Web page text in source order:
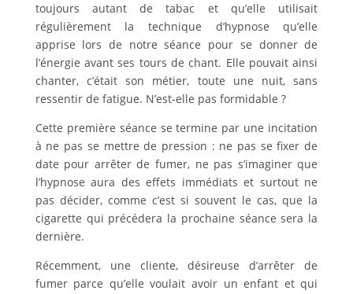
toujours autant de tabac et qu’elle utilisait
régulièrement la technique d’hypnose qu’elle
apprise lors de notre séance pour se donner de
l’énergie avant ses tours de chant. Elle pouvait ainsi
chanter, c’était son métier, toute une nuit, sans
ressentir de fatigue. N’est-elle pas formidable ?
Cette première séance se termine par une incitation
à ne pas se mettre de pression : ne pas se fixer de
date pour arrêter de fumer, ne pas s’imaginer que
l’hypnose aura des effets immédiats et surtout ne
pas décider, comme c’est si souvent le cas, que la
cigarette qui précédera la prochaine séance sera la
dernière.
Récemment, une cliente, désireuse d’arrêter de
fumer parce qu’elle voulait avoir un enfant et qui